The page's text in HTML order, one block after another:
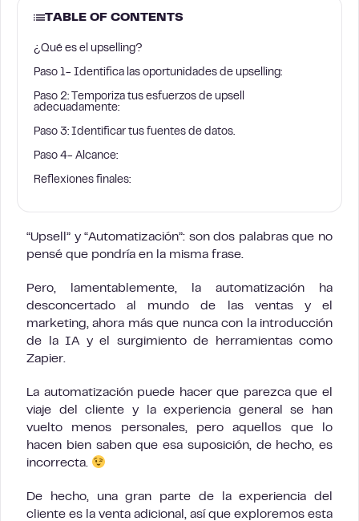
TABLE OF CONTENTS
¿Qué es el upselling?
Paso 1- Identifica las oportunidades de upselling:
Paso 2: Temporiza tus esfuerzos de upsell
adecuadamente:
Paso 3: Identificar tus fuentes de datos.
Paso 4- Alcance:
Reflexiones finales:
“Upsell” y “Automatización”: son dos palabras que no
pensé que pondría en la misma frase.
Pero, lamentablemente, la automatización ha
desconcertado al mundo de las ventas y el
marketing, ahora más que nunca con la introducción
de la IA y el surgimiento de herramientas como
Zapier.
La automatización puede hacer que parezca que el
viaje del cliente y la experiencia general se han
vuelto menos personales, pero aquellos que lo
hacen bien saben que esa suposición, de hecho, es
incorrecta.
De hecho, una gran parte de la experiencia del
cliente es la venta adicional, así que exploremos esta